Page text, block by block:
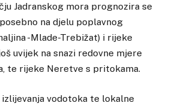
Jadranskog mora prognozira se
na djelu poplavnog
-Mlade-Trebižat) i rijeke
uvijek na snazi redovne mjere
te rijeke Neretve s pritokama.
izlijevanja vodotoka te lokalne